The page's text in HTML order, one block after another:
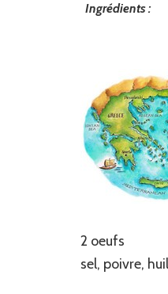
Ingrédients :
2 oeufs
sel, poivre,